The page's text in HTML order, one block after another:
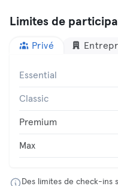
Limites de
Privé
Essential
Classic
Premium
Max
Des limites de check-ins